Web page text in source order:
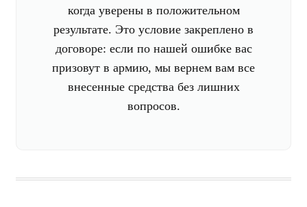
когда уверены в положительном
результате. Это условие закреплено в
договоре: если по нашей ошибке вас
призовут в армию, мы вернем вам все
внесенные средства без лишних
вопросов.